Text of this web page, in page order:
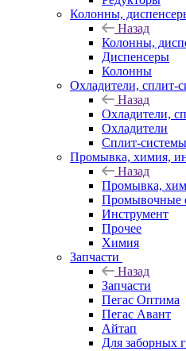
Колонны,
Назад
Колонны,
Диспенсеры
Колонны
Охладители, сплит-
Назад
Охладители,
Охладители
Сплит-системы
Промывка, химия,
Назад
Промывка,
Промывочные
Инструмент
Прочее
Химия
Запчасти
Назад
Запчасти
Пегас Оптима
Пегас Авант
Айтап
Для заборных